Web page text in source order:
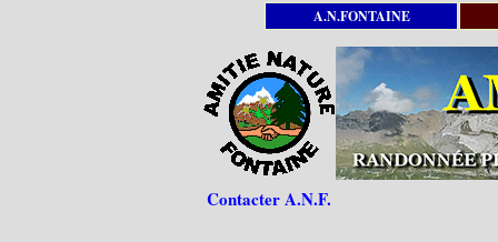
A.N.FONTAINE
Contacter A.N.F.